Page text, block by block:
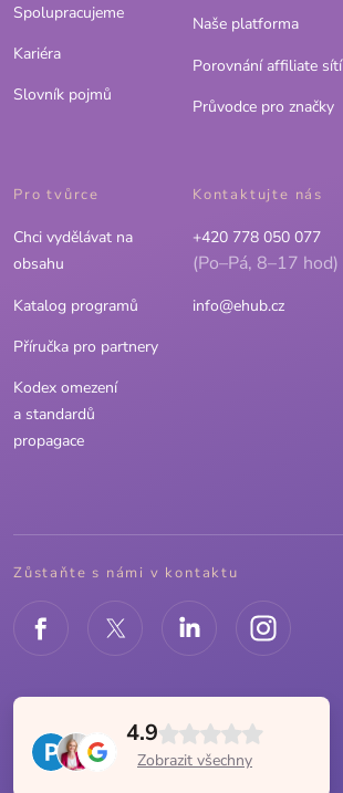
Spolupracujeme
Kariéra
Slovník pojmů
Naše platforma
Porovnání affiliate sítí
Průvodce pro značky
Pro tvůrce
Chci vydělávat na
obsahu
Katalog programů
Příručka pro partnery
Kodex omezení
a standardů
propagace
Kontaktujte nás
+420 778 050 077
(Po–Pá, 8–17 hod)
info@ehub.cz
Zůstaňte s námi v kontaktu
4.9
Zobrazit všechny